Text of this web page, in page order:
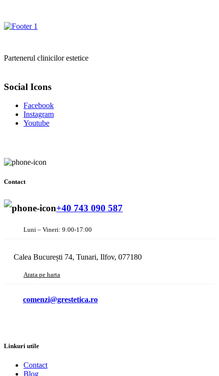
Partenerul clinicilor estetice
Social Icons
Facebook
Instagram
Youtube
Contact
+40 743 090 587
Luni – Vineri: 9:00-17:00
Calea București 74, Tunari, Ilfov, 077180
Arata pe harta
comenzi@grestetica.ro
Linkuri utile
Contact
Blog